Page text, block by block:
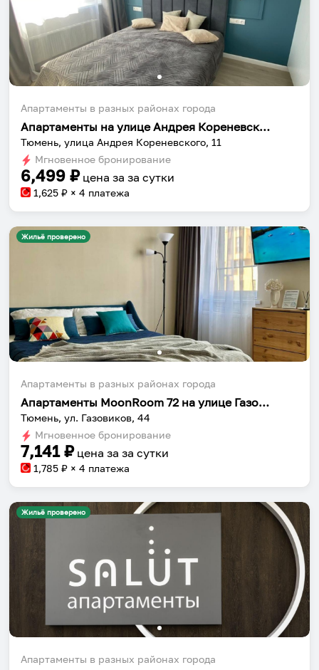
Апартаменты в разных районах города
Апартаменты на улице Андрея Кореневского 11
Тюмень, улица Андрея Кореневского, 11
Мгновенное бронирование
6,499 ₽ цена за за сутки
1,625 ₽ × 4 платежа
Жильё проверено
Апартаменты в разных районах города
Апартаменты MoonRoom 72 на улице Газовиков 44-3
Тюмень, ул. Газовиков, 44
Мгновенное бронирование
7,141₽ цена за за сутки
1,785 ₽ × 4 платежа
Жильё проверено
Апартаменты в разных районах города